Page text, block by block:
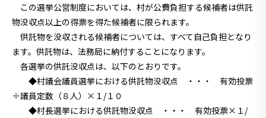
この選挙公営制度においては、村が公費負担する候補者は供託
物没収点以上の得票を得た候補者に限られます。
供託物を没収される候補者については、すべて自己負担となり
ます。供託物は、法務局に納付することになります。
各選挙の供託没収点は、以下のとおりです。
◆村議会議員選挙における供託物没収点 ・・・ 有効投票
÷議員定数（８人）×１/１０
◆村長選挙における供託物没収点 ・・・ 有効投票×１/